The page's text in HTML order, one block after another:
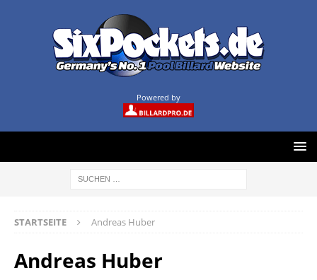
Powered by
STARTSEITE Andreas Huber
Andreas Huber